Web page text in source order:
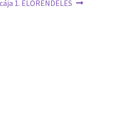
1. ELŐRENDELÉS